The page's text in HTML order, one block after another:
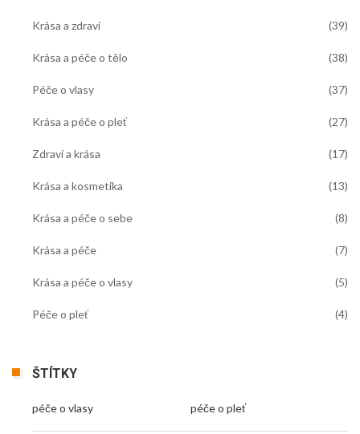
Krása a zdraví (39)
Krása a péče o tělo (38)
Péče o vlasy (37)
Krása a péče o pleť (27)
Zdraví a krása (17)
Krása a kosmetika (13)
Krása a péče o sebe (8)
Krása a péče (7)
Krása a péče o vlasy (5)
Péče o pleť (4)
ŠTÍTKY
péče o vlasy péče o pleť